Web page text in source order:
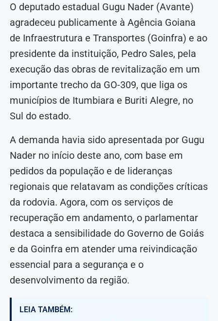
O deputado estadual Gugu Nader (Avante)
agradeceu publicamente à Agência Goiana
de Infraestrutura e Transportes (Goinfra) e ao
presidente da instituição, Pedro Sales, pela
execução das obras de revitalização em um
importante trecho da GO-309, que liga os
municípios de Itumbiara e Buriti Alegre, no
Sul do estado.
A demanda havia sido apresentada por Gugu
Nader no início deste ano, com base em
pedidos da população e de lideranças
regionais que relatavam as condições críticas
da rodovia. Agora, com os serviços de
recuperação em andamento, o parlamentar
destaca a sensibilidade do Governo de Goiás
e da Goinfra em atender uma reivindicação
essencial para a segurança e o
desenvolvimento da região.
LEIA TAMBÉM: